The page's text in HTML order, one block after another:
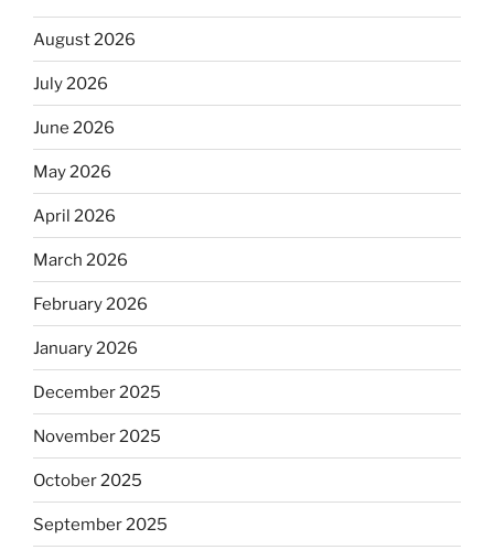
August 2026
July 2026
June 2026
May 2026
April 2026
March 2026
February 2026
January 2026
December 2025
November 2025
October 2025
September 2025